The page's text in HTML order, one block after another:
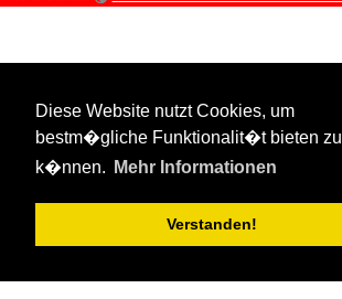
Diese Website nutzt Cookies, um
bestm�gliche Funktionalit�t bieten zu
k�nnen.
Mehr Informationen
Verstanden!